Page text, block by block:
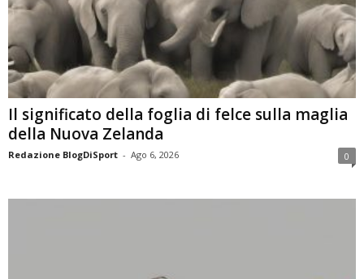
Il significato della foglia di felce sulla maglia
della Nuova Zelanda
Redazione BlogDiSport - Ago 6, 2026 0